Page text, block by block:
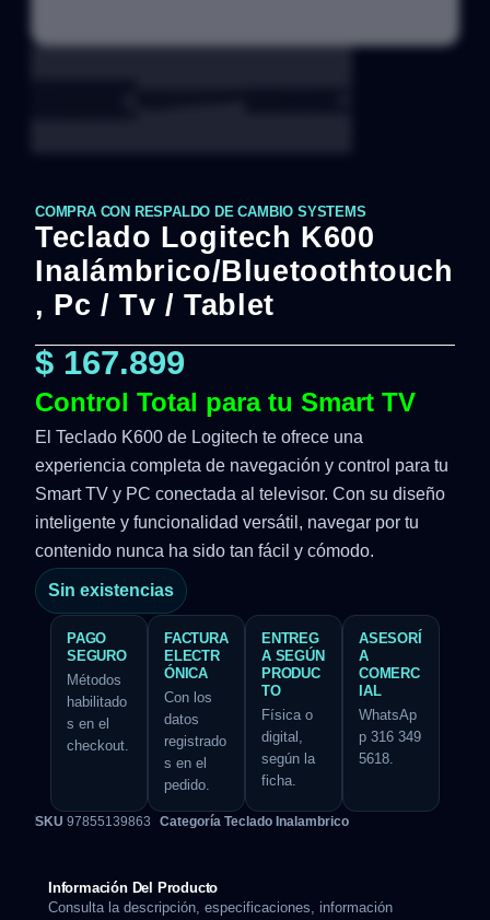
COMPRA CON RESPALDO DE CAMBIO SYSTEMS
Teclado Logitech K600
Inalámbrico/Bluetoothtouch
, Pc / Tv / Tablet
$ 167.899
Control Total para tu Smart TV
El Teclado K600 de Logitech te ofrece una
experiencia completa de navegación y control para tu
Smart TV y PC conectada al televisor. Con su diseño
inteligente y funcionalidad versátil, navegar por tu
contenido nunca ha sido tan fácil y cómodo.
Sin existencias
PAGO
SEGURO
Métodos
habilitado
s en el
checkout.
FACTURA
ELECTR
ÓNICA
Con los
datos
registrado
s en el
pedido.
ENTREG
A SEGÚN
PRODUC
TO
Física o
digital,
según la
ficha.
ASESORÍ
A
COMERC
IAL
WhatsAp
p 316 349
5618.
SKU 97855139863 Categoría Teclado Inalambrico
Información Del Producto
Consulta la descripción, especificaciones, información